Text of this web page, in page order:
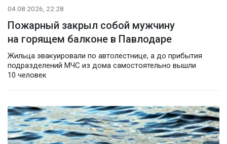
04.08.2026, 22:28
Пожарный закрыл собой мужчину
на горящем балконе в Павлодаре
Жильца эвакуировали по автолестнице, а до прибытия
подразделений МЧС из дома самостоятельно вышли
10 человек